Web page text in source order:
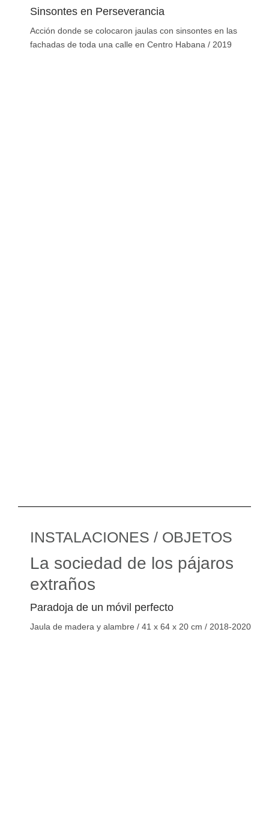
Sinsontes en Perseverancia
Acción donde se colocaron jaulas con sinsontes en las
fachadas de toda una calle en Centro Habana / 2019
INSTALACIONES / OBJETOS
La sociedad de los pájaros
extraños
Paradoja de un móvil perfecto
Jaula de madera y alambre / 41 x 64 x 20 cm / 2018-2020